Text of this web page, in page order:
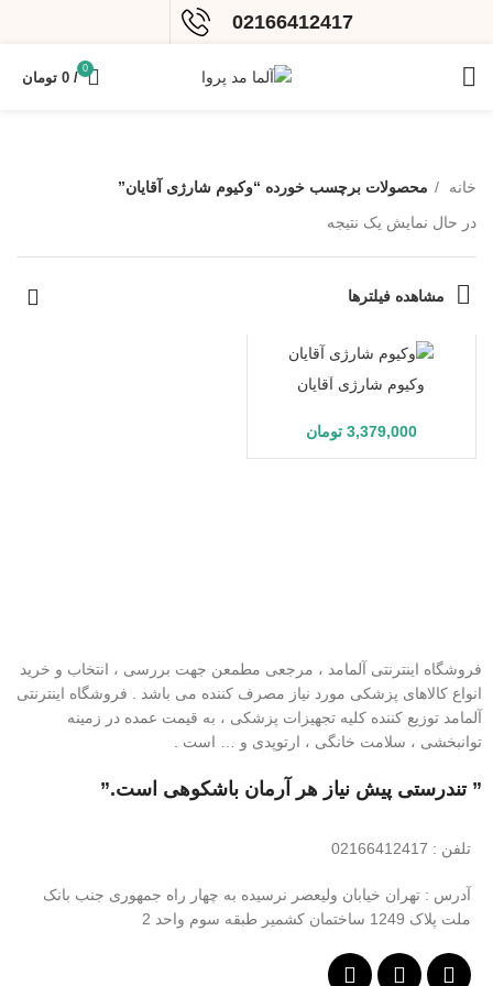
02166412417
0
/
0 تومان
خانه
محصولات برچسب خورده “وکیوم شارژی آقایان”
در حال نمایش یک نتیجه
مشاهده فیلترها
وکیوم شارژی آقایان
3,379,000 تومان
فروشگاه اینترنتی آلمامد ، مرجعی مطمعن جهت بررسی ، انتخاب و خرید
انواع کالاهای پزشکی مورد نیاز مصرف کننده می باشد . فروشگاه اینترنتی
آلمامد توزیع کننده کلیه تجهیزات پزشکی ، به قیمت عمده در زمینه
توانبخشی ، سلامت خانگی ، ارتوپدی و … است .
” تندرستی پیش نیاز هر آرمان باشکوهی است.”
تلفن : 02166412417
آدرس : تهران خیابان ولیعصر نرسیده به چهار راه جمهوری جنب بانک
ملت پلاک 1249 ساختمان کشمیر طبقه سوم واحد 2